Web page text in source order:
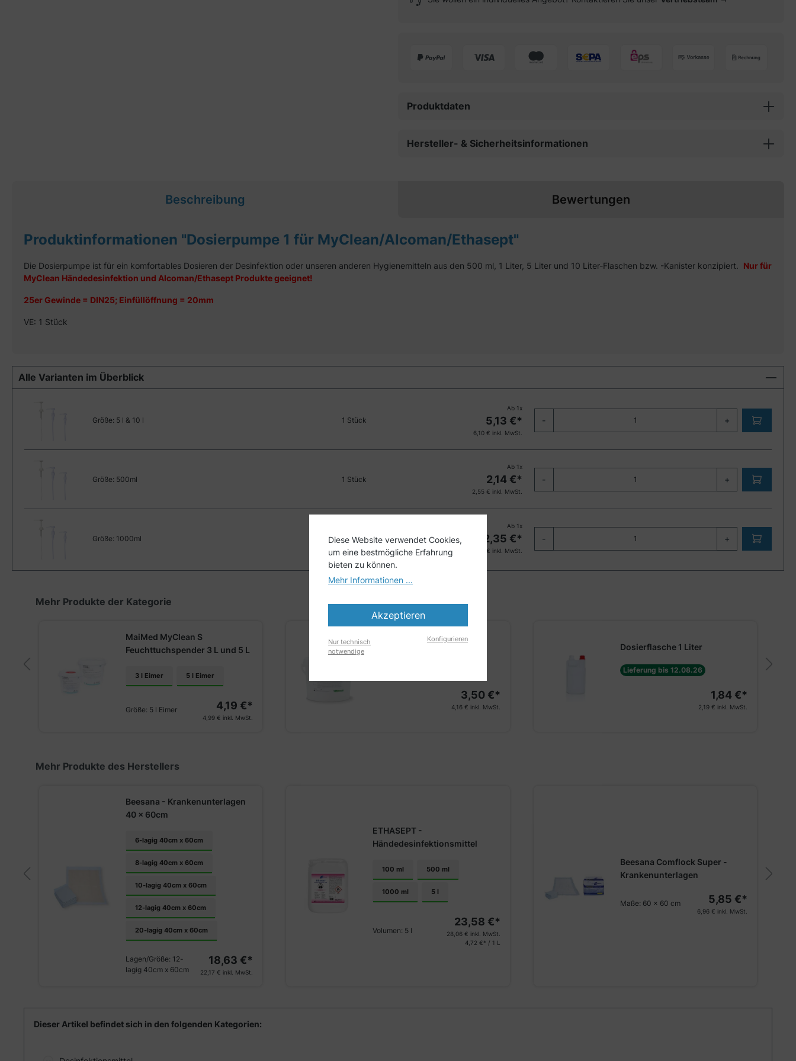
Produktdaten
Hersteller- & Sicherheitsinformationen
Beschreibung Bewertungen
Produktinformationen "Dosierpumpe 1 für MyClean/Alcoman/Ethasept"
Die Dosierpumpe ist für ein komfortables Dosieren der Desinfektion oder unseren anderen Hygienemitteln aus den 500 ml, 1 Liter, 5 Liter und 10 Liter-Flaschen bzw. -Kanister konzipiert. Nur für
MyClean Händedesinfektion und Alcoman/Ethasept Produkte geeignet!
25er Gewinde = DIN25; Einfüllöffnung = 20mm
VE: 1 Stück
Alle Varianten im Überblick
Größe: 5 l & 10 l 1 Stück
Ab 1 x
5,13 €*
6,10 € inkl. MwSt.
- +
Größe: 500ml 1 Stück
Ab 1 x
2,14 €*
2,55 € inkl. MwSt.
- +
Größe: 1000ml 1 Stück
Ab 1 x
2,35 €*
€ inkl. MwSt.
- +
Produktgalerie überspringen
Mehr Produkte der Kategorie
MaiMed MyClean S
Feuchttuchspender 3 L und 5 L
3 l Eimer 5 l Eimer
Größe: 5 l Eimer 4,19 €*
4,99 € inkl. MwSt.
3,50 €*
4,16 € inkl. MwSt.
Dosierflasche 1 Liter
Lieferung bis 12.08.26
1,84 €*
2,19 € inkl. MwSt.
Produktgalerie überspringen
Mehr Produkte des Herstellers
Beesana - Krankenunterlagen
40 x 60cm
6-lagig 40cm x 60cm
8-lagig 40cm x 60cm
10-lagig 40cm x 60cm
12-lagig 40cm x 60cm
20-lagig 40cm x 60cm
Lagen/Größe: 12-
lagig 40cm x 60cm
18,63 €*
22,17 € inkl. MwSt.
ETHASEPT -
Händedesinfektionsmittel
100 ml 500 ml
1000 ml 5 l
Volumen: 5 l
23,58 €*
28,06 € inkl. MwSt.
4,72 €* / 1 L
Beesana Comflock Super -
Krankenunterlagen
Maße: 60 x 60 cm 5,85 €*
6,96 € inkl. MwSt.
Dieser Artikel befindet sich in den folgenden Kategorien:
Diese Website verwendet Cookies,
um eine bestmögliche Erfahrung
bieten zu können.
Mehr Informationen ...
Akzeptieren
Nur technisch
notwendige
Konfigurieren